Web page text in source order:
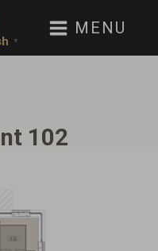
▼
MENU
102